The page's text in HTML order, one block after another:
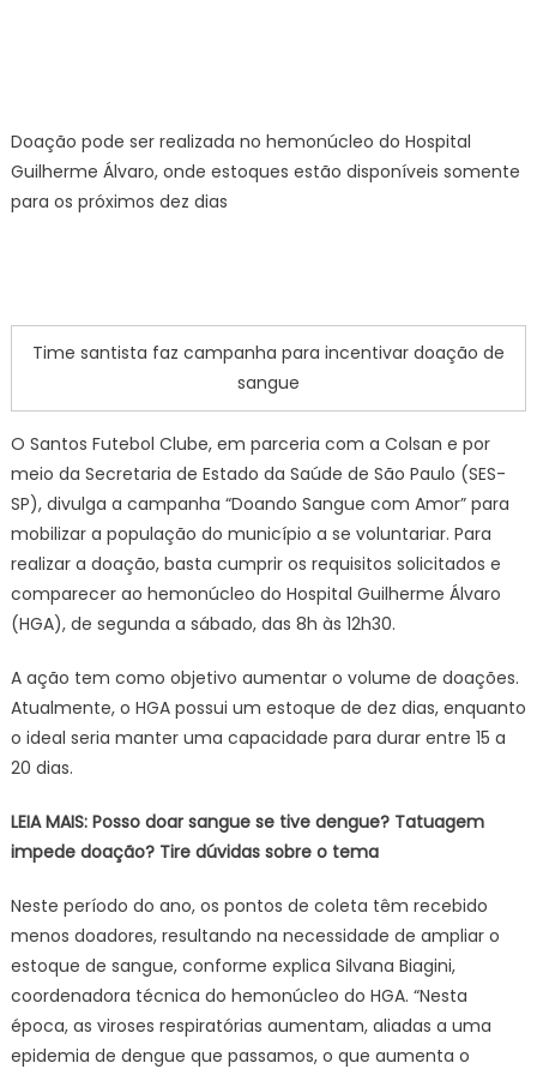
Doação pode ser realizada no hemonúcleo do Hospital
Guilherme Álvaro, onde estoques estão disponíveis somente
para os próximos dez dias
Time santista faz campanha para incentivar doação de
sangue
O Santos Futebol Clube, em parceria com a Colsan e por
meio da Secretaria de Estado da Saúde de São Paulo (SES-
SP), divulga a campanha “Doando Sangue com Amor” para
mobilizar a população do município a se voluntariar. Para
realizar a doação, basta cumprir os requisitos solicitados e
comparecer ao hemonúcleo do Hospital Guilherme Álvaro
(HGA), de segunda a sábado, das 8h às 12h30.
A ação tem como objetivo aumentar o volume de doações.
Atualmente, o HGA possui um estoque de dez dias, enquanto
o ideal seria manter uma capacidade para durar entre 15 a
20 dias.
LEIA MAIS: Posso doar sangue se tive dengue? Tatuagem
impede doação? Tire dúvidas sobre o tema
Neste período do ano, os pontos de coleta têm recebido
menos doadores, resultando na necessidade de ampliar o
estoque de sangue, conforme explica Silvana Biagini,
coordenadora técnica do hemonúcleo do HGA. “Nesta
época, as viroses respiratórias aumentam, aliadas a uma
epidemia de dengue que passamos, o que aumenta o